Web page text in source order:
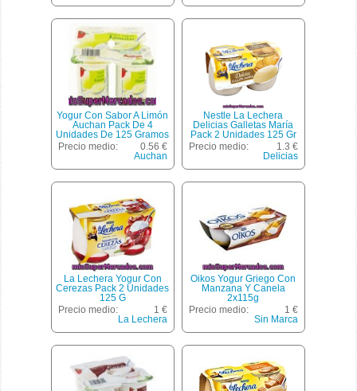
Yogur Con Sabor A Limón
Auchan Pack De 4
Unidades De 125 Gramos
Precio medio:
0.56 €
Auchan
Nestle La Lechera
Delicias Galletas María
Pack 2 Unidades 125 Gr
Precio medio:
1.3 €
Delicias
La Lechera Yogur Con
Cerezas Pack 2 Unidades
125 G
Precio medio:
1 €
La Lechera
Oikos Yogur Griego Con
Manzana Y Canela
2x115g
Precio medio:
1 €
Sin Marca